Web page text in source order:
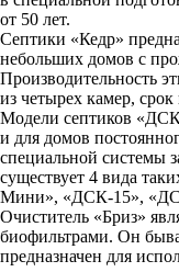
от 50 лет.
Септики «Кедр»
небольших домов с
Производительность
из четырех камер, срок
Модели септиков
и для домов
специальной системы
существует 4 вида
Мини», «ДСК-15»,
Очиститель «Бриз»
биофильтрами. Он
предназначен для